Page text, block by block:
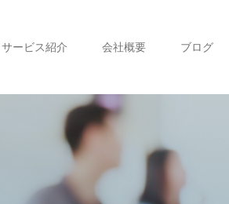
サービス紹介 会社概要 ブログ